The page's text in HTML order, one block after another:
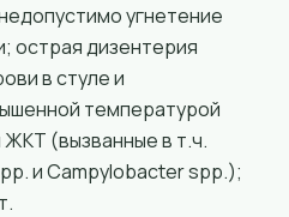
угнетение
острая дизентерия
в стуле и
температурой
(вызванные в т.ч.
и Campylobacter spp.);